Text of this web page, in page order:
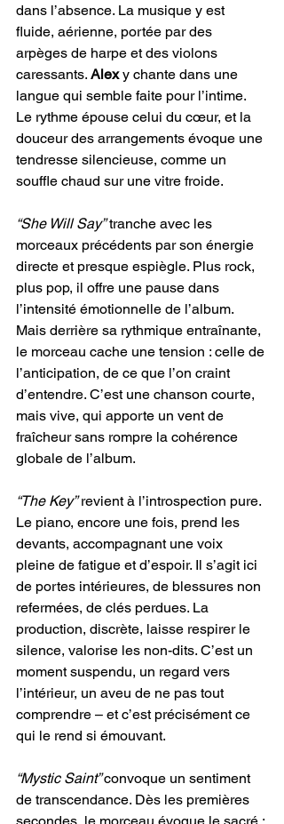
dans l’absence. La musique y est
fluide, aérienne, portée par des
arpèges de harpe et des violons
caressants. Alex y chante dans une
langue qui semble faite pour l’intime.
Le rythme épouse celui du cœur, et la
douceur des arrangements évoque une
tendresse silencieuse, comme un
souffle chaud sur une vitre froide.
“She Will Say” tranche avec les
morceaux précédents par son énergie
directe et presque espiègle. Plus rock,
plus pop, il offre une pause dans
l’intensité émotionnelle de l’album.
Mais derrière sa rythmique entraînante,
le morceau cache une tension : celle de
l’anticipation, de ce que l’on craint
d’entendre. C’est une chanson courte,
mais vive, qui apporte un vent de
fraîcheur sans rompre la cohérence
globale de l’album.
“The Key” revient à l’introspection pure.
Le piano, encore une fois, prend les
devants, accompagnant une voix
pleine de fatigue et d’espoir. Il s’agit ici
de portes intérieures, de blessures non
refermées, de clés perdues. La
production, discrète, laisse respirer le
silence, valorise les non-dits. C’est un
moment suspendu, un regard vers
l’intérieur, un aveu de ne pas tout
comprendre – et c’est précisément ce
qui le rend si émouvant.
“Mystic Saint” convoque un sentiment
de transcendance. Dès les premières